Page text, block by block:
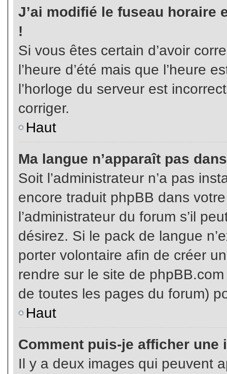
J’ai modifié le fuseau horaire
!
Si vous êtes certain d’avoir
l’heure d’été mais que l’heure
l’horloge du serveur est
corriger.
Haut
Ma langue n’apparaît pas
Soit l’administrateur n’a pas
encore traduit phpBB dans
l’administrateur du forum s’il
désirez. Si le pack de langue
porter volontaire afin de créer
rendre sur le site de
de toutes les pages du forum)
Haut
Comment puis-je afficher une
Il y a deux images qui peuvent